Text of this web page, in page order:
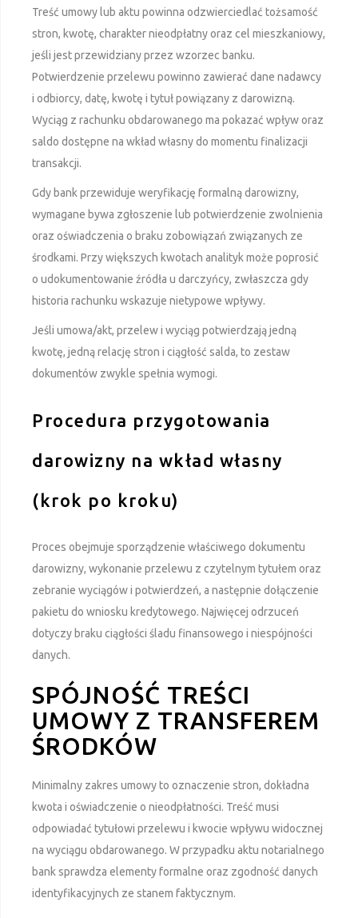
Treść umowy lub aktu powinna odzwierciedlać tożsamość
stron, kwotę, charakter nieodpłatny oraz cel mieszkaniowy,
jeśli jest przewidziany przez wzorzec banku.
Potwierdzenie przelewu powinno zawierać dane nadawcy
i odbiorcy, datę, kwotę i tytuł powiązany z darowizną.
Wyciąg z rachunku obdarowanego ma pokazać wpływ oraz
saldo dostępne na wkład własny do momentu finalizacji
transakcji.
Gdy bank przewiduje weryfikację formalną darowizny,
wymagane bywa zgłoszenie lub potwierdzenie zwolnienia
oraz oświadczenia o braku zobowiązań związanych ze
środkami. Przy większych kwotach analityk może poprosić
o udokumentowanie źródła u darczyńcy, zwłaszcza gdy
historia rachunku wskazuje nietypowe wpływy.
Jeśli umowa/akt, przelew i wyciąg potwierdzają jedną
kwotę, jedną relację stron i ciągłość salda, to zestaw
dokumentów zwykle spełnia wymogi.
Procedura przygotowania
darowizny na wkład własny
(krok po kroku)
Proces obejmuje sporządzenie właściwego dokumentu
darowizny, wykonanie przelewu z czytelnym tytułem oraz
zebranie wyciągów i potwierdzeń, a następnie dołączenie
pakietu do wniosku kredytowego. Najwięcej odrzuceń
dotyczy braku ciągłości śladu finansowego i niespójności
danych.
SPÓJNOŚĆ TREŚCI
UMOWY Z TRANSFEREM
ŚRODKÓW
Minimalny zakres umowy to oznaczenie stron, dokładna
kwota i oświadczenie o nieodpłatności. Treść musi
odpowiadać tytułowi przelewu i kwocie wpływu widocznej
na wyciągu obdarowanego. W przypadku aktu notarialnego
bank sprawdza elementy formalne oraz zgodność danych
identyfikacyjnych ze stanem faktycznym.